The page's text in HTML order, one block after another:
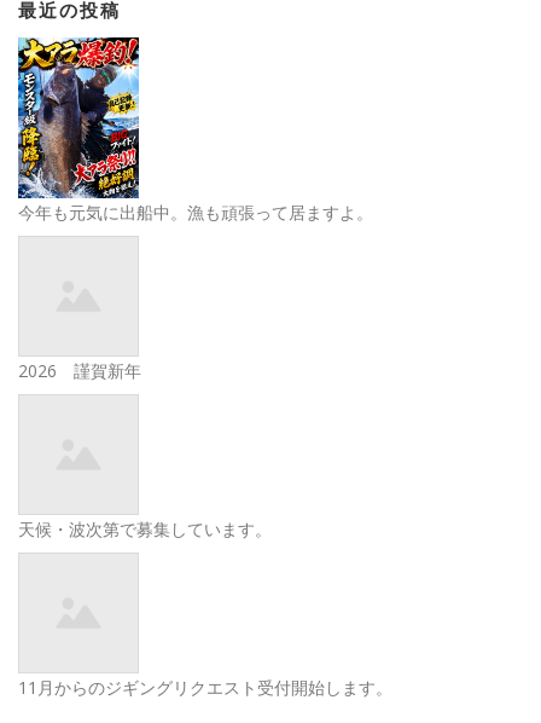
最近の投稿
今年も元気に出船中。漁も頑張って居ますよ。
2026 謹賀新年
天候・波次第で募集しています。
11月からのジギングリクエスト受付開始します。